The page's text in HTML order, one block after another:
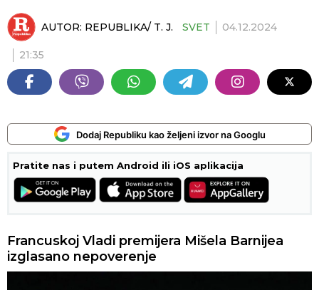
AUTOR: REPUBLIKA/ T. J. SVET 04.12.2024
21:35
Dodaj Republiku kao željeni izvor na Googlu
Pratite nas i putem Android ili iOS aplikacija
Francuskoj Vladi premijera Mišela Barnijea
izglasano nepoverenje